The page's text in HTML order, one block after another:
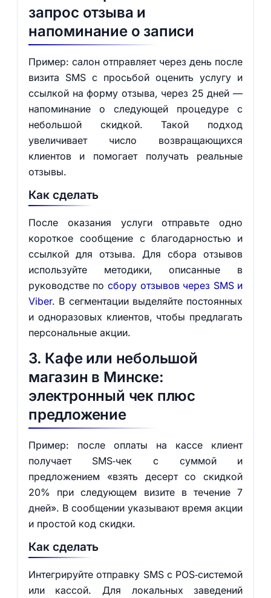
запрос отзыва и
напоминание о записи
Пример: салон отправляет через день после
визита SMS с просьбой оценить услугу и
ссылкой на форму отзыва, через 25 дней —
напоминание о следующей процедуре с
небольшой скидкой. Такой подход
увеличивает число возвращающихся
клиентов и помогает получать реальные
отзывы.
Как сделать
После оказания услуги отправьте одно
короткое сообщение с благодарностью и
ссылкой для отзыва. Для сбора отзывов
используйте методики, описанные в
руководстве по сбору отзывов через SMS и
Viber. В сегментации выделяйте постоянных
и одноразовых клиентов, чтобы предлагать
персональные акции.
3. Кафе или небольшой
магазин в Минске:
электронный чек плюс
предложение
Пример: после оплаты на кассе клиент
получает SMS‑чек с суммой и
предложением «взять десерт со скидкой
20% при следующем визите в течение 7
дней». В сообщении указывают время акции
и простой код скидки.
Как сделать
Интегрируйте отправку SMS с POS‑системой
или кассой. Для локальных заведений